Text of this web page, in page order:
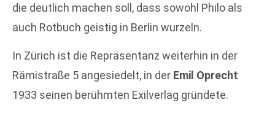
die deutlich machen soll, dass sowohl Philo als
auch Rotbuch geistig in Berlin wurzeln.
In Zürich ist die Repräsentanz weiterhin in der
Rämistraße 5 angesiedelt, in der Emil Oprecht
1933 seinen berühmten Exilverlag gründete.